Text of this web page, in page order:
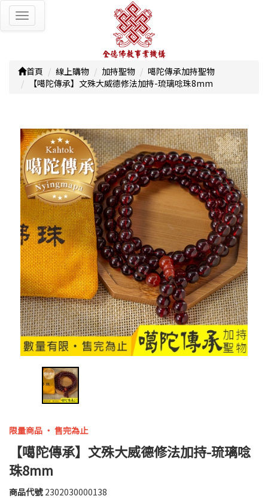
Toggle
navigation
首頁 線上購物 加持聖物
噶陀傳承加持聖物
【噶陀傳承】文殊大威德修法加持-琉璃唸珠8mm
限量商品 ‧ 售完為止
【噶陀傳承】文殊大威德修法加持-琉璃唸
珠8mm
商品代號 2302030000138
2302030000138
龍